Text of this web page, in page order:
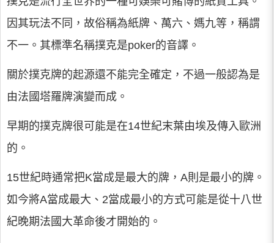
因其玩法不同，故俗稱為紙牌、萬六、媽九等，稱謂
不一。其標準名稱撲克是poker的音譯。
關於撲克牌的起源還不能完全確定，不過一般認為是
由法國塔羅牌演變而成。
早期的撲克牌很可能是在14世紀末葉由埃及傳入歐洲
的。
15世紀時通常把K當成是最大的牌，A則是最小的牌。
如今將A當成最大、2當成最小的方式可能是從十八世
紀晚期法國大革命後才開始的。